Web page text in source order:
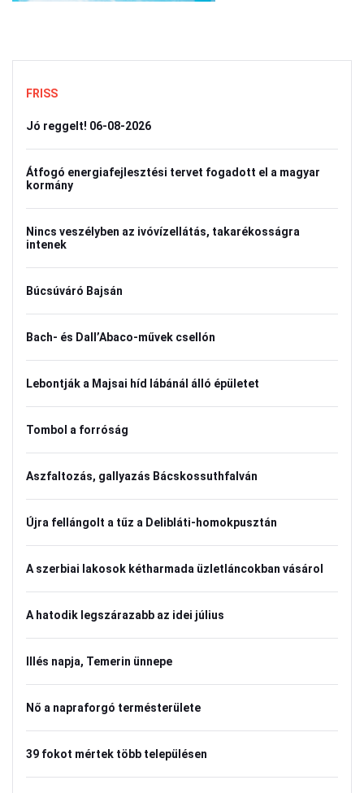
FRISS
Jó reggelt! 06-08-2026
Átfogó energiafejlesztési tervet fogadott el a magyar
kormány
Nincs veszélyben az ivóvízellátás, takarékosságra
intenek
Búcsúváró Bajsán
Bach- és Dall’Abaco-művek csellón
Lebontják a Majsai híd lábánál álló épületet
Tombol a forróság
Aszfaltozás, gallyazás Bácskossuthfalván
Újra fellángolt a tűz a Delibláti-homokpusztán
A szerbiai lakosok kétharmada üzletláncokban vásárol
A hatodik legszárazabb az idei július
Illés napja, Temerin ünnepe
Nő a napraforgó termésterülete
39 fokot mértek több településen